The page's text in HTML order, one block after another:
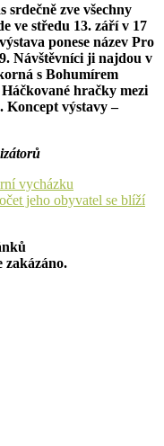
srdečně zve všechny
ve středu 13. září v 17
ponese název Pro
Návštěvníci ji najdou v
s Bohumírem
hračky mezi
Koncept výstavy –
vycházku
jeho obyvatel se blíží
zakázáno.